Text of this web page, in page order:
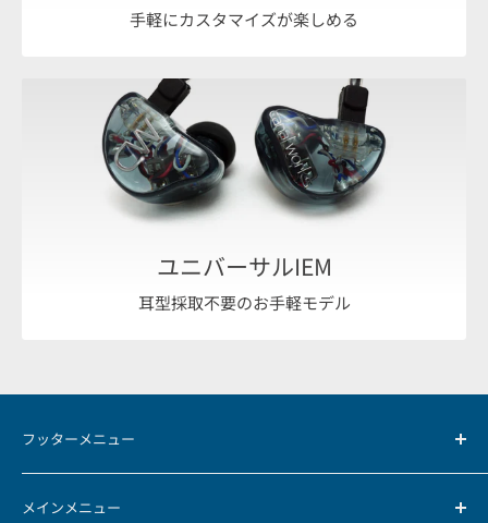
手軽にカスタマイズが楽しめる
ユニバーサルIEM
耳型採取不要のお手軽モデル
フッターメニュー
お支払方法について
返品・返金ポリシー
メインメニュー